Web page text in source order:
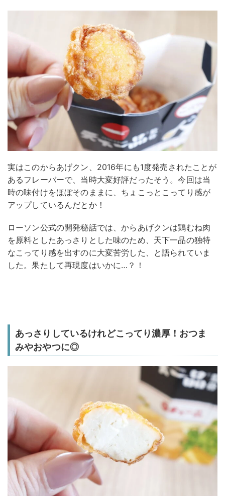
実はこのからあげクン、2016年にも1度発売されたことが
あるフレーバーで、当時大変好評だったそう。今回は当
時の味付けをほぼそのままに、ちょこっとこってり感が
アップしているんだとか！
ローソン公式の開発秘話では、からあげクンは鶏むね肉
を原料としたあっさりとした味のため、天下一品の独特
なこってり感を出すのに大変苦労した、と語られていま
した。果たして再現度はいかに…？！
あっさりしているけれどこってり濃厚！おつま
みやおやつに◎